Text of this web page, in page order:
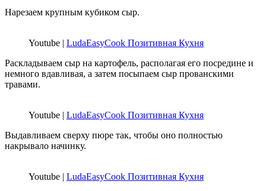
Нарезаем крупным кубиком сыр.
Youtube | LudaEasyCook Позитивная Кухня
Раскладываем сыр на картофель, располагая его посредине и
немного вдавливая, а затем посыпаем сыр прованскими
травами.
Youtube | LudaEasyCook Позитивная Кухня
Выдавливаем сверху пюре так, чтобы оно полностью
накрывало начинку.
Youtube | LudaEasyCook Позитивная Кухня